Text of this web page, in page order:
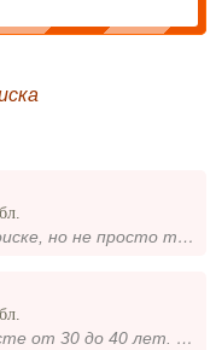
Я сейчас в активном поиске, но не просто так — хочу найти того, с кем смогу делиться эмоциями, мечтами и проводить время...
Я ищу мужчину в возрасте от 30 до 40 лет. Мне интересно познакомиться с человеком, с которым можно поделиться мыслями, п...